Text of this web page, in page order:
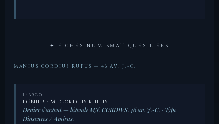
✦ FICHES NUMISMATIQUES LIÉES
MANIUS CORDIUS RUFUS — 46 AV. J.-C.
1469CO
DENIER · M. CORDIUS RUFUS
Denier d'argent — légende MN. CORDIVS. 46 av. J.-C. · Type
Dioscures / Amisus.